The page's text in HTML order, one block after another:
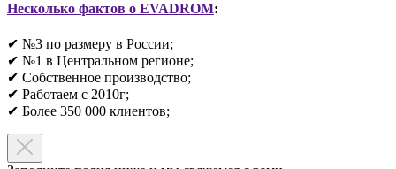
Несколько фактов о EVADROM:
✔ №3 по размеру в России;
✔ №1 в Центральном регионе;
✔ Собственное производство;
✔ Работаем с 2010г;
✔ Более 350 000 клиентов;​